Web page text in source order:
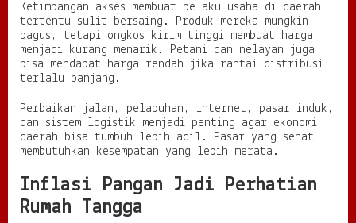
Ketimpangan akses membuat pelaku usaha di daerah
tertentu sulit bersaing. Produk mereka mungkin
bagus, tetapi ongkos kirim tinggi membuat harga
menjadi kurang menarik. Petani dan nelayan juga
bisa mendapat harga rendah jika rantai distribusi
terlalu panjang.
Perbaikan jalan, pelabuhan, internet, pasar induk,
dan sistem logistik menjadi penting agar ekonomi
daerah bisa tumbuh lebih adil. Pasar yang sehat
membutuhkan kesempatan yang lebih merata.
Inflasi Pangan Jadi Perhatian
Rumah Tangga